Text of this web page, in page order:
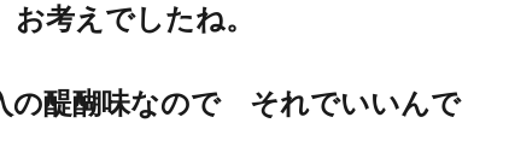
お考えでしたね。
の醍醐味なので それでいいんで